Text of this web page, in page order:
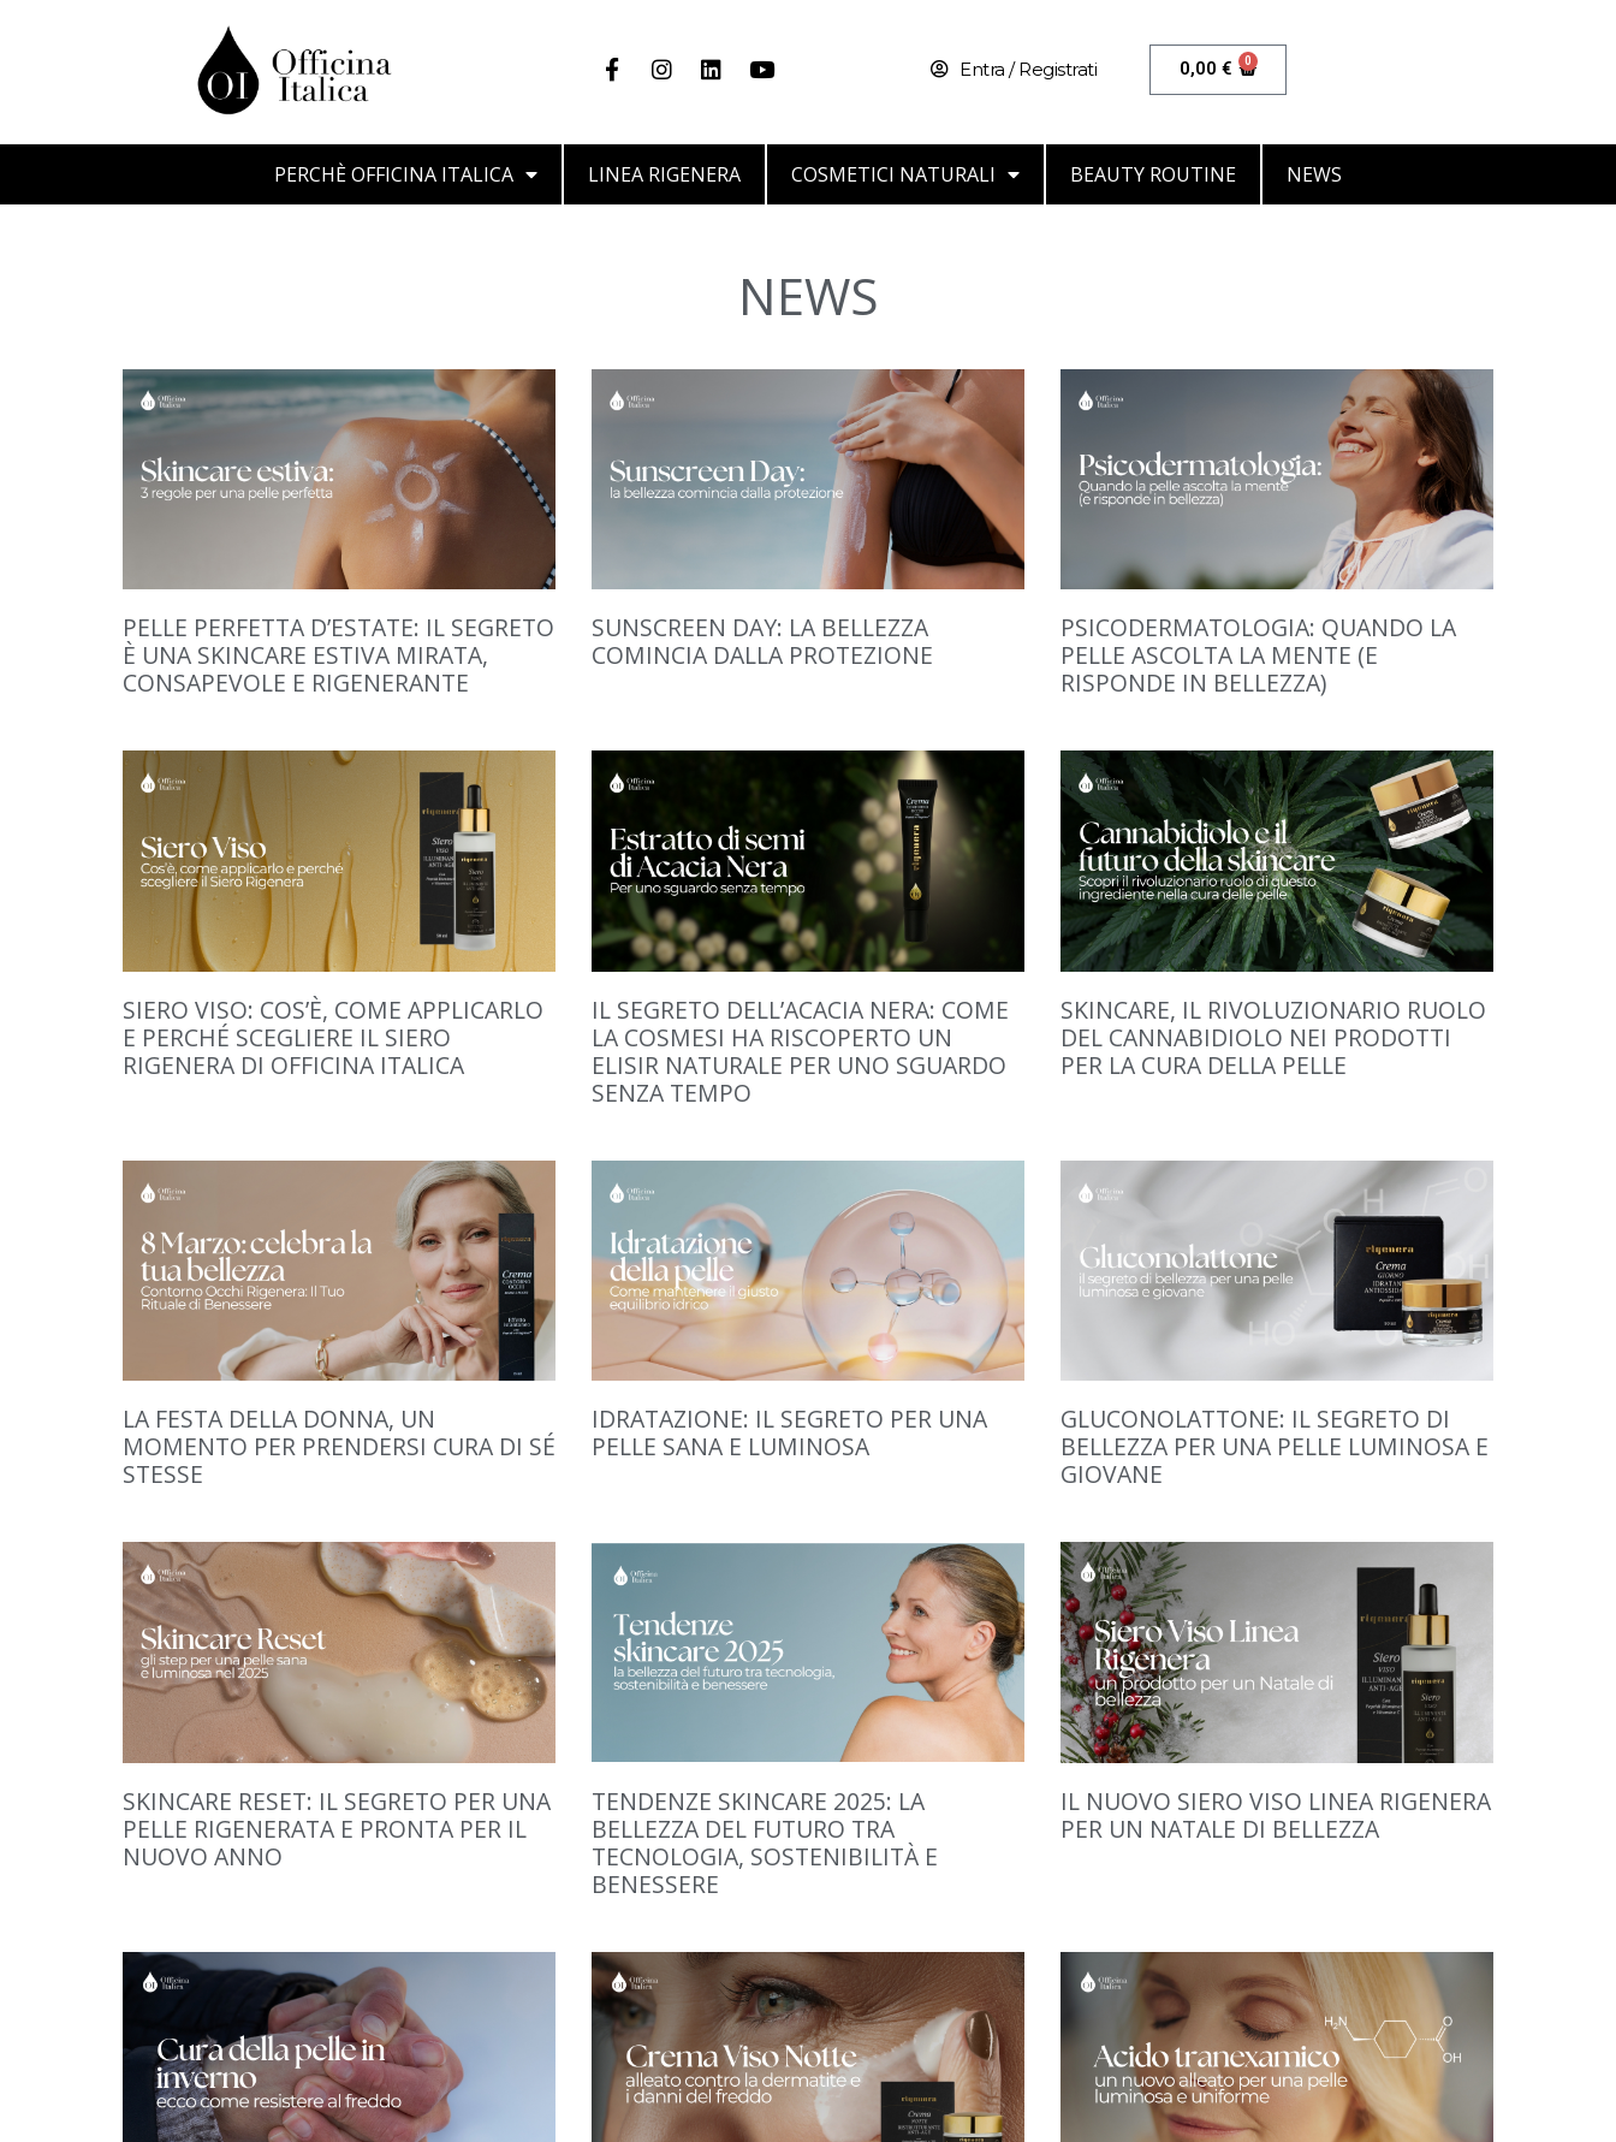
Entra / Registrati 0,00€ 0
PERCHÈ OFFICINA ITALICA LINEA RIGENERA COSMETICI NATURALI BEAUTY ROUTINE NEWS
NEWS
PELLE PERFETTA D’ESTATE: IL SEGRETO
È UNA SKINCARE ESTIVA MIRATA,
CONSAPEVOLE E RIGENERANTE
SUNSCREEN DAY: LA BELLEZZA
COMINCIA DALLA PROTEZIONE
PSICODERMATOLOGIA: QUANDO LA
PELLE ASCOLTA LA MENTE (E
RISPONDE IN BELLEZZA)
SIERO VISO: COS’È, COME APPLICARLO
E PERCHÉ SCEGLIERE IL SIERO
RIGENERA DI OFFICINA ITALICA
IL SEGRETO DELL’ACACIA NERA: COME
LA COSMESI HA RISCOPERTO UN
ELISIR NATURALE PER UNO SGUARDO
SENZA TEMPO
SKINCARE, IL RIVOLUZIONARIO RUOLO
DEL CANNABIDIOLO NEI PRODOTTI
PER LA CURA DELLA PELLE
LA FESTA DELLA DONNA, UN
MOMENTO PER PRENDERSI CURA DI SÉ
STESSE
IDRATAZIONE: IL SEGRETO PER UNA
PELLE SANA E LUMINOSA
GLUCONOLATTONE: IL SEGRETO DI
BELLEZZA PER UNA PELLE LUMINOSA E
GIOVANE
SKINCARE RESET: IL SEGRETO PER UNA
PELLE RIGENERATA E PRONTA PER IL
NUOVO ANNO
TENDENZE SKINCARE 2025: LA
BELLEZZA DEL FUTURO TRA
TECNOLOGIA, SOSTENIBILITÀ E
BENESSERE
IL NUOVO SIERO VISO LINEA RIGENERA
PER UN NATALE DI BELLEZZA